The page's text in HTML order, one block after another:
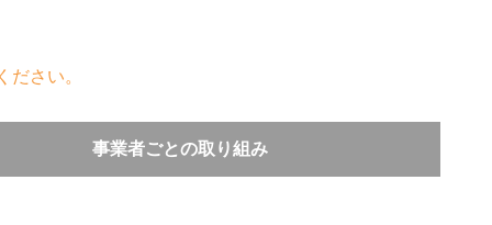
さい。
事業者ごとの取り組み